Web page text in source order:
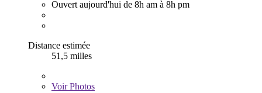
Ouvert aujourd'hui de 8h am à 8h pm
Distance estimée
51,5 milles
VoirPhotos